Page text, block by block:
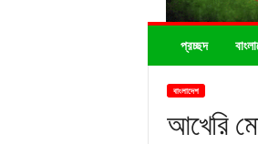
প্রচ্ছদ
বাংলাদেশ
আখেরি